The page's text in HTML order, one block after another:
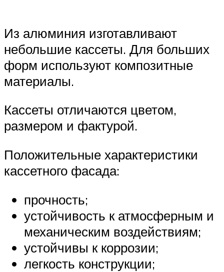
Из алюминия изготавливают
небольшие кассеты. Для больших
форм используют композитные
материалы.
Кассеты отличаются цветом,
размером и фактурой.
Положительные характеристики
кассетного фасада:
прочность;
устойчивость к атмосферным и
механическим воздействиям;
устойчивы к коррозии;
легкость конструкции;